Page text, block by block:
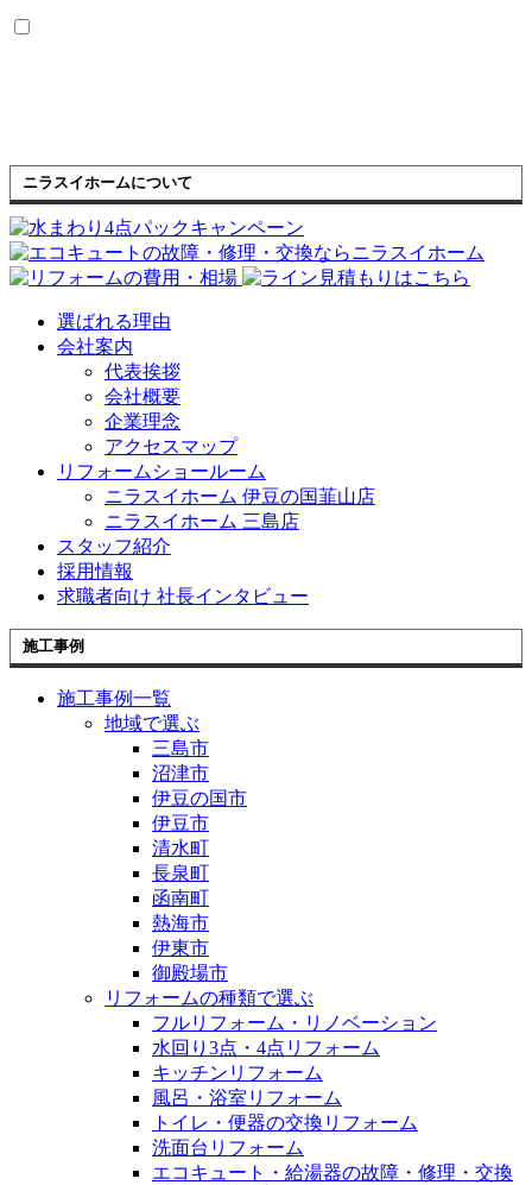
ニラスイホームについて
選ばれる理由
会社案内
代表挨拶
会社概要
企業理念
アクセスマップ
リフォームショールーム
ニラスイホーム 伊豆の国韮山店
ニラスイホーム 三島店
スタッフ紹介
採用情報
求職者向け 社長インタビュー
施工事例
施工事例一覧
地域で選ぶ
三島市
沼津市
伊豆の国市
伊豆市
清水町
長泉町
函南町
熱海市
伊東市
御殿場市
リフォームの種類で選ぶ
フルリフォーム・リノベーション
水回り3点・4点リフォーム
キッチンリフォーム
風呂・浴室リフォーム
トイレ・便器の交換リフォーム
洗面台リフォーム
エコキュート・給湯器の故障・修理・交換